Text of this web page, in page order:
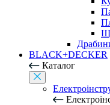
BLACK+DECKER
Каталог